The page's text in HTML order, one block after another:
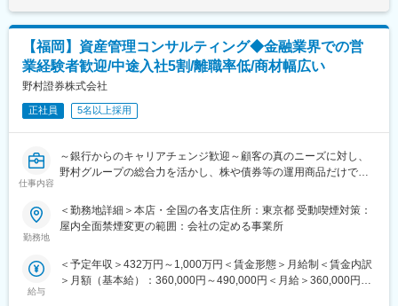
可能となり、更なる成長が見込まれております。
グをお任せします。資産運用、ポートフォリオ管理、資産承継、
事業承継、不動産、ローンなど、幅広い金融スキルが求められま
す。また、それぞれの地域属性を十分に把握し、地域に密着した
エリア・マーケティングを実践するとともに、野村證券の有する
あらゆる金融サービス機能を駆使して、新たな金融ビジネスの創
出に取り組んでいただきます。
・担当顧客
<プライベート・ウェルス・マネジメント>
上場・未上場を問わず事業法人やそのオーナー様など、富裕層の
に向け、さまざまなソリューションを提供する業務です。本業の
課題解決や複雑化するお客様のお悩みに対し、野村グループ内外
・担当顧客
純資産30億円以上の事業法人、またそのオーナー様一族
【福岡】資産管理コンサルティング◆金融業界での営
業経験者歓迎/中途入社5割/離職率低/商材幅広い
野村證券株式会社
正社員 5名以上採用
仕事内容
～銀行からのキャリアチェンジ歓迎～顧客の真のニーズに対し、
野村グループの総合力を活かし、株や債券等の運用商品だけでな
ューションを提案可能です。
<富裕層向けの金融ソリューション営業/幅広い商品知識と高いコ
ンサルティング力を身に着けることが可能/離職率低い/中途入社5
■職務内容：
勤務地
＜勤務地詳細＞本店・全国の各支店住所：東京都 受動喫煙対策：
屋内全面禁煙変更の範囲：会社の定める事業所
給与
＜予定年収＞432万円～1,000万円＜賃金形態＞月給制＜賃金内訳
＞月額（基本給）：360,000円～490,000円＜月給＞360,000円～